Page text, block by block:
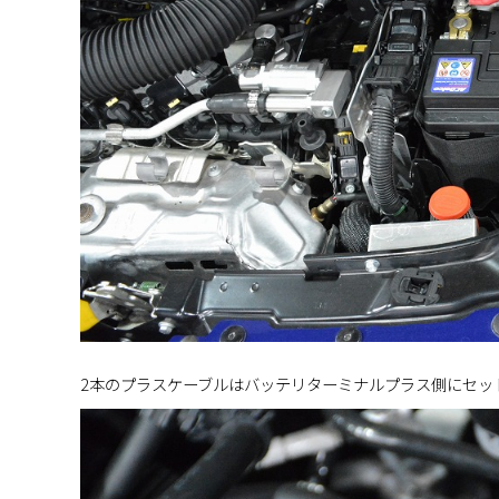
2本のプラスケーブルはバッテリターミナルプラス側にセッ